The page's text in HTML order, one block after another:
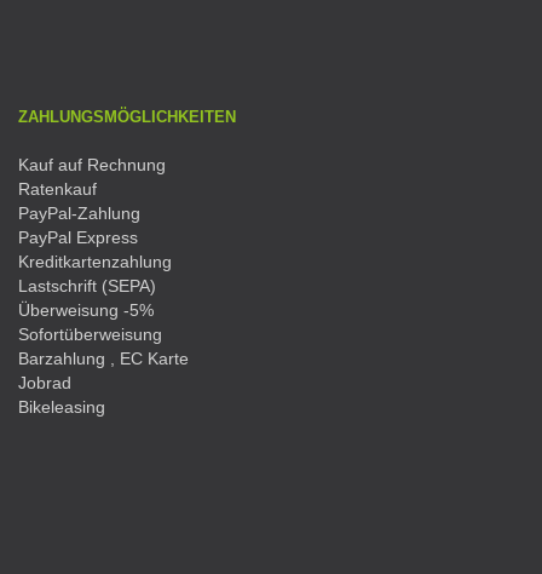
ZAHLUNGSMÖGLICHKEITEN
Kauf auf Rechnung
Ratenkauf
PayPal-Zahlung
PayPal Express
Kreditkartenzahlung
Lastschrift (SEPA)
Überweisung -5%
Sofortüberweisung
Barzahlung , EC Karte
Jobrad
Bikeleasing